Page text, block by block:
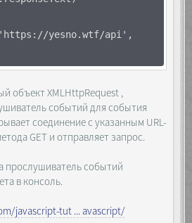
'https://yesno.wtf/api',
объект XMLHttpRequest ,
событий для события
соединение с указанным URL-
GET и отправляет запрос.
прослушиватель событий
в консоль.
javascript-tut ... avascript/